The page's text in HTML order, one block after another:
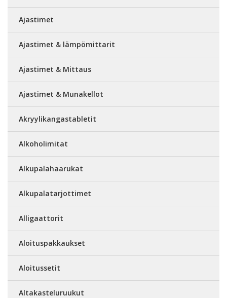
Ajastimet
Ajastimet & lämpömittarit
Ajastimet & Mittaus
Ajastimet & Munakellot
Akryylikangastabletit
Alkoholimitat
Alkupalahaarukat
Alkupalatarjottimet
Alligaattorit
Aloituspakkaukset
Aloitussetit
Altakasteluruukut